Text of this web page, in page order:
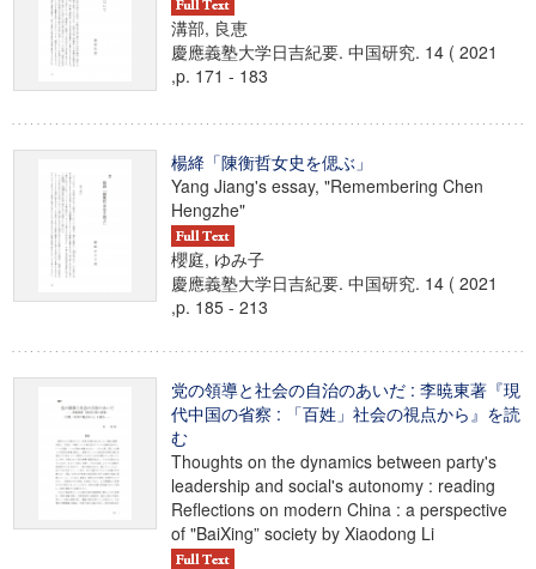
溝部, 良恵
慶應義塾大学日吉紀要. 中国研究. 14 ( 2021
,p. 171 - 183
楊絳「陳衡哲女史を偲ぶ」
Yang Jiang's essay, "Remembering Chen
Hengzhe"
櫻庭, ゆみ子
慶應義塾大学日吉紀要. 中国研究. 14 ( 2021
,p. 185 - 213
党の領導と社会の自治のあいだ : 李暁東著『現
代中国の省察 : 「百姓」社会の視点から』を読
む
Thoughts on the dynamics between party's
leadership and social's autonomy : reading
Reflections on modern China : a perspective
of "BaiXing” society by Xiaodong Li